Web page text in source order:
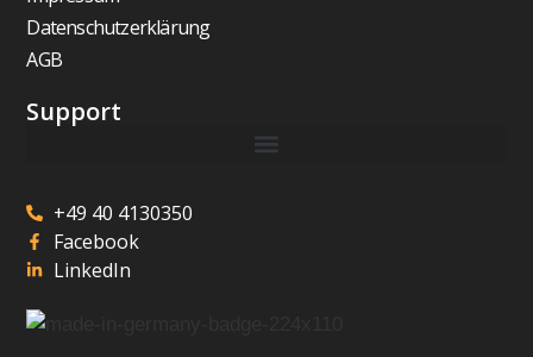
Datenschutzerklärung
AGB
Support
+49 40 4130350
Facebook
LinkedIn